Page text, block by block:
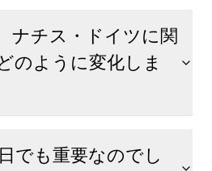
ナチス・ドイツに関
のように変化しま
でも重要なのでし